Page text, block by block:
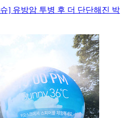
] 유방암 투병 후 더 단단해진 박